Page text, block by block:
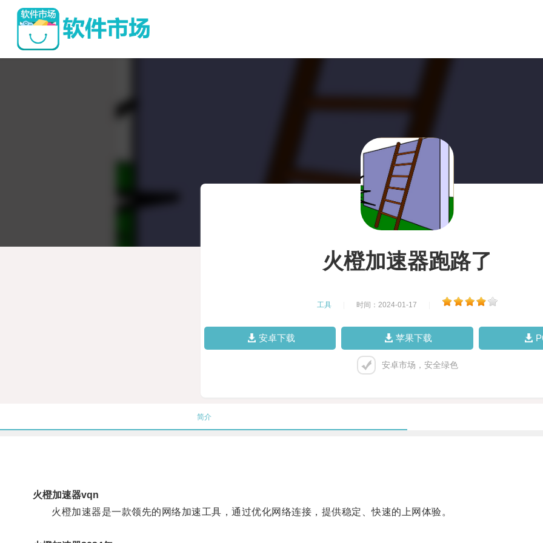
火橙加速器跑路了
工具 时间：2024-01-17
安卓下载 苹果下载
安卓市场，安全绿色
简介
火橙加速器vqn
火橙加速器是一款领先的网络加速工具，通过优化网络连接，提供稳定、快速的上网体验。